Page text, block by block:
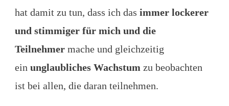
hat damit zu tun, dass ich das immer lockerer
und stimmiger für mich und die
Teilnehmer mache und gleichzeitig
ein unglaubliches Wachstum zu beobachten
ist bei allen, die daran teilnehmen.